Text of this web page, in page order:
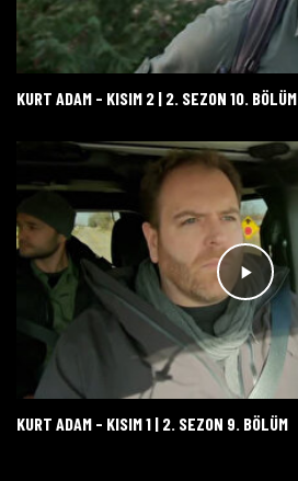
KURT ADAM - KISIM 2 | 2. SEZON 10. BÖLÜM
KURT ADAM - KISIM 1 | 2. SEZON 9. BÖLÜM